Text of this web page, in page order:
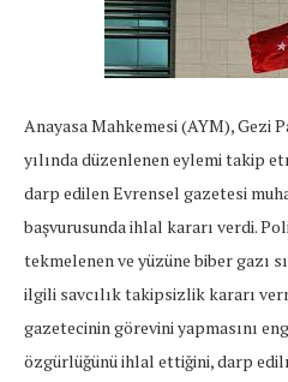
Anayasa Mahkemesi (AYM), Gezi
yılında düzenlenen eylemi takip
darp edilen Evrensel gazetesi
başvurusunda ihlal kararı verdi.
tekmelenen ve yüzüne biber gazı
ilgili savcılık takipsizlik kararı
gazetecinin görevini yapmasını
özgürlüğünü ihlal ettiğini, darp